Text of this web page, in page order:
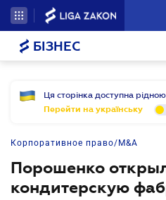
БІЗНЕС
Ця сторінка доступна
Перейти на українську
Корпоративное право/M&A
Порошенко
кондитерскую